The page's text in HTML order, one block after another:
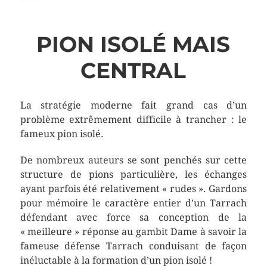
PION ISOLÉ MAIS
CENTRAL
La stratégie moderne fait grand cas d’un
problème extrêmement difficile à trancher : le
fameux pion isolé.
De nombreux auteurs se sont penchés sur cette
structure de pions particulière, les échanges
ayant parfois été relativement « rudes ». Gardons
pour mémoire le caractère entier d’un Tarrach
défendant avec force sa conception de la
« meilleure » réponse au gambit Dame à savoir la
fameuse défense Tarrach conduisant de façon
inéluctable à la formation d’un pion isolé !